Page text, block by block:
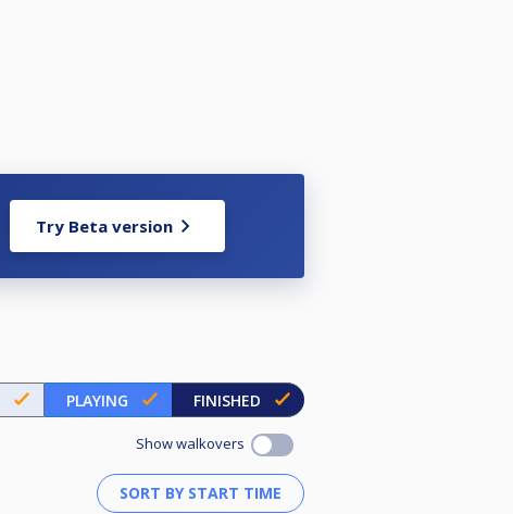
Try Beta version
PLAYING FINISHED
Show walkovers